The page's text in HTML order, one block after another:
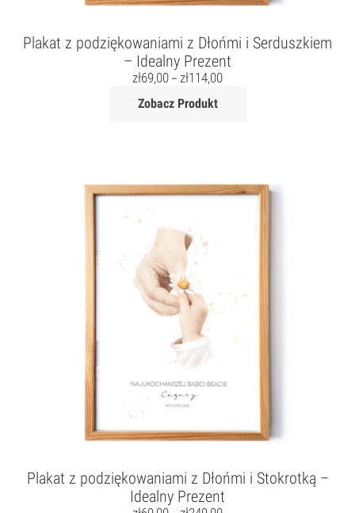
Plakat z podziękowaniami z Dłońmi i Serduszkiem
– Idealny Prezent
zł69,00 – zł114,00
Zobacz Produkt
Plakat z podziękowaniami z Dłońmi i Stokrotką –
Idealny Prezent